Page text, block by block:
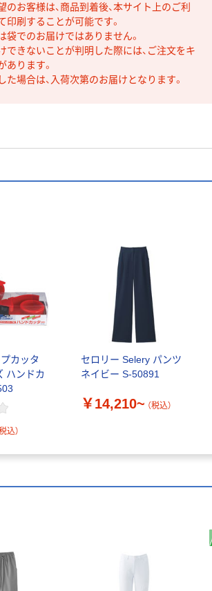
お客様は、商品到着後、本サイト上のご利
刷することが可能です。
でのお届けではありません。
できないことが判明した際には、ご注文をキ
あります。
場合は、入荷次第のお届けとなります。
プカッタ
ハンドカ
税込）
セロリー Selery パンツ
ネイビー S-50891
￥14,210~ （税込）